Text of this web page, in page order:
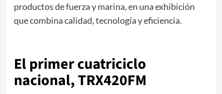
productos de fuerza y marina, en una exhibición
que combina calidad, tecnología y eficiencia.
El primer cuatriciclo
nacional, TRX420FM